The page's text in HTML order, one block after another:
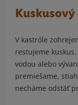
V kastróle
restujeme
vodou alebo
premiešame,
necháme odstáť